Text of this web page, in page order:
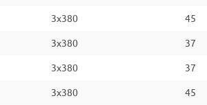
3x380 45
3x380 37
3x380 37
3x380 45